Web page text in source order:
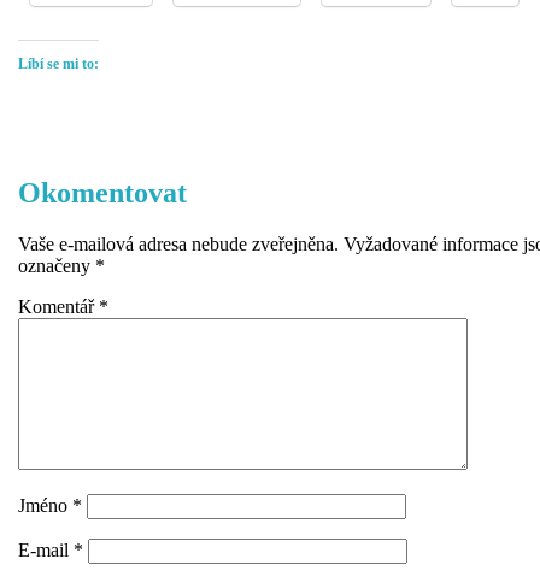
Líbí se mi to:
Okomentovat
Vaše e-mailová adresa nebude zveřejněna. Vyžadované informace
označeny *
Komentář *
Jméno *
E-mail *